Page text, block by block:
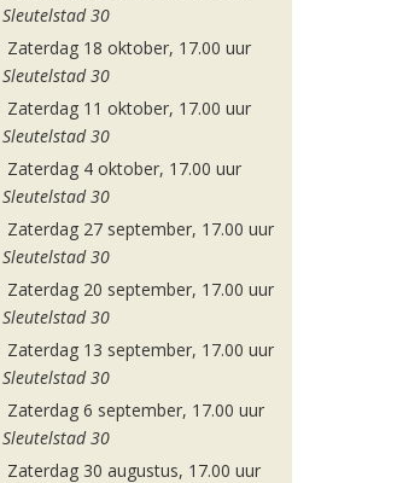
Sleutelstad 30
Zaterdag 18 oktober, 17.00 uur
Sleutelstad 30
Zaterdag 11 oktober, 17.00 uur
Sleutelstad 30
Zaterdag 4 oktober, 17.00 uur
Sleutelstad 30
Zaterdag 27 september, 17.00 uur
Sleutelstad 30
Zaterdag 20 september, 17.00 uur
Sleutelstad 30
Zaterdag 13 september, 17.00 uur
Sleutelstad 30
Zaterdag 6 september, 17.00 uur
Sleutelstad 30
Zaterdag 30 augustus, 17.00 uur